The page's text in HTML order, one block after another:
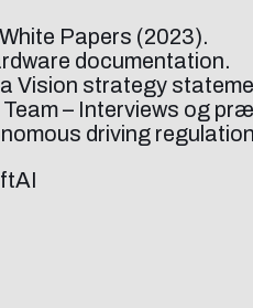
Papers (2023).
documentation.
Vision strategy
Team – Interviews og
driving